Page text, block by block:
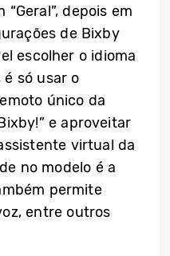
depois em
de Bixby
escolher o idioma
só usar o
único da
e aproveitar
virtual da
no modelo é a
permite
entre outros